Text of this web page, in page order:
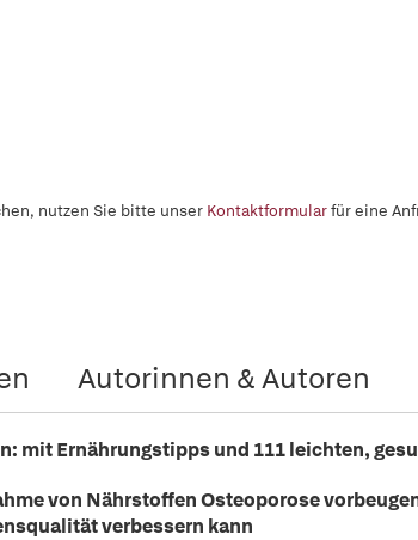
nutzen Sie bitte unser Kontaktformularfür eine
Autorinnen & Autoren
mit Ernährungstipps und 111 leichten,
von Nährstoffen Osteoporose
verbessern kann